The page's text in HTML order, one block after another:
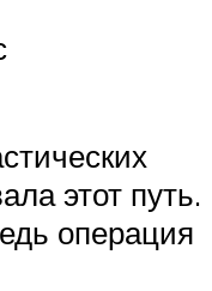
этот путь.
операция